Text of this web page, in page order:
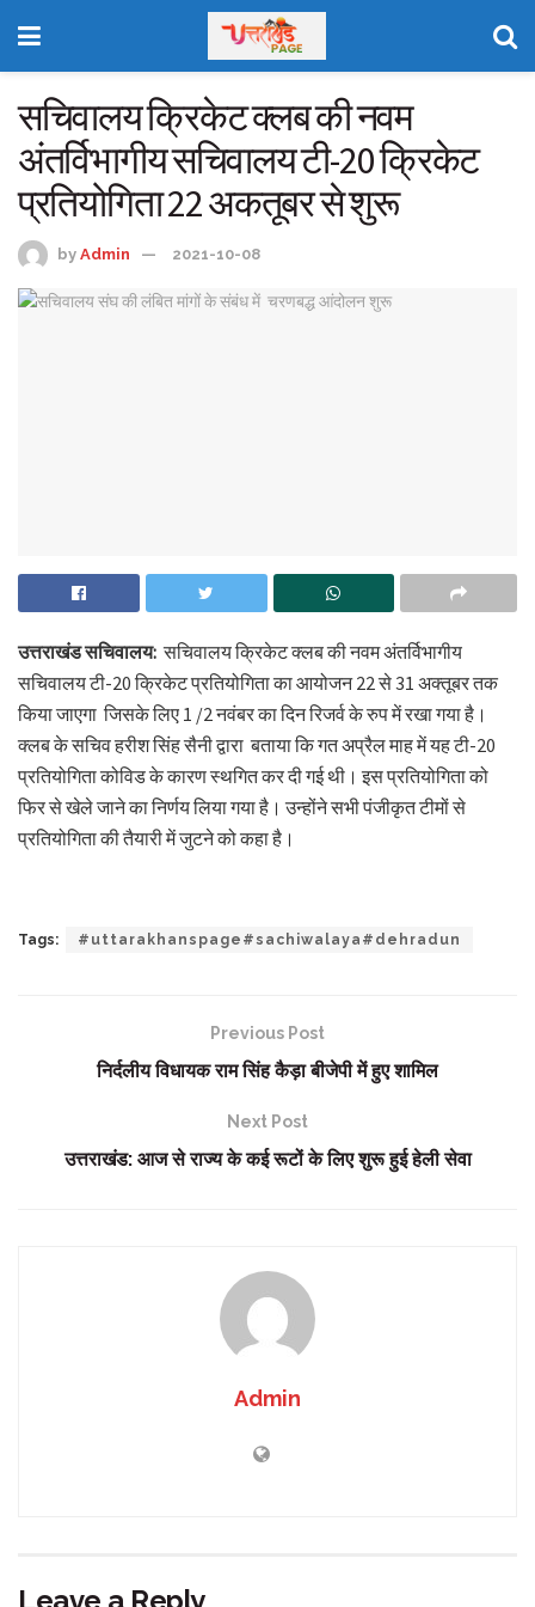
सचिवालय क्रिकेट क्लब की नवम
अंतर्विभागीय सचिवालय टी-20 क्रिकेट
प्रतियोगिता 22 अकतूबर से शुरू
by Admin 2021-10-08
उत्तराखंड सचिवालय: सचिवालय क्रिकेट क्लब की नवम अंतर्विभागीय
सचिवालय टी-20 क्रिकेट प्रतियोगिता का आयोजन 22 से 31 अक्तूबर तक
किया जाएगा जिसके लिए 1 /2 नवंबर का दिन रिजर्व के रुप में रखा गया है।
क्लब के सचिव हरीश सिंह सैनी द्वारा बताया कि गत अप्रैल माह में यह टी-20
प्रतियोगिता कोविड के कारण स्थगित कर दी गई थी। इस प्रतियोगिता को
फिर से खेले जाने का निर्णय लिया गया है। उन्होंने सभी पंजीकृत टीमों से
प्रतियोगिता की तैयारी में जुटने को कहा है।
Tags: #uttarakhanspage#sachiwalaya#dehradun
Previous Post
निर्दलीय विधायक राम सिंह कैड़ा बीजेपी में हुए शामिल
Next Post
उत्तराखंड: आज से राज्य के कई रूटों के लिए शुरू हुई हेली सेवा
Admin